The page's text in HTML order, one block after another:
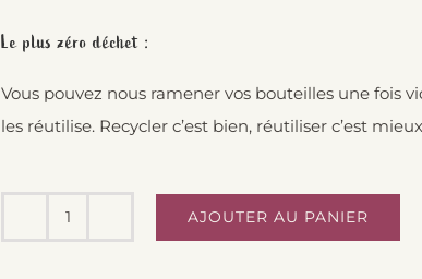
Le plus zéro déchet :
Vous pouvez nous ramener vos bouteilles une fois
les réutilise. Recycler c’est bien, réutiliser c’est
AJOUTER AU PANIER